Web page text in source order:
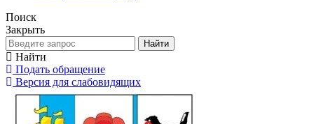
Поиск
Закрыть
Найти
Найти
Подать обращение
Версия для слабовидящих